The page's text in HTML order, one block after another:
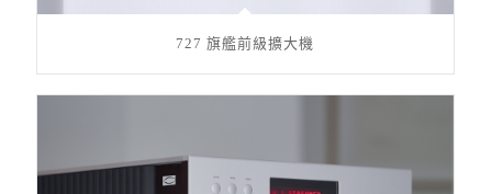
727 旗艦前級擴大機